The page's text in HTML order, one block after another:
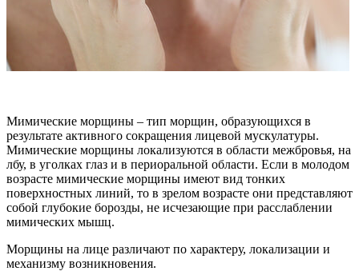
Мимические морщины – тип морщин, образующихся в
результате активного сокращения лицевой мускулатуры.
Мимические морщины локализуются в области межбровья, на
лбу, в уголках глаз и в периоральной области. Если в молодом
возрасте мимические морщины имеют вид тонких
поверхностных линий, то в зрелом возрасте они представляют
собой глубокие борозды, не исчезающие при расслаблении
мимических мышц.
Морщины на лице различают по характеру, локализации и
механизму возникновения.